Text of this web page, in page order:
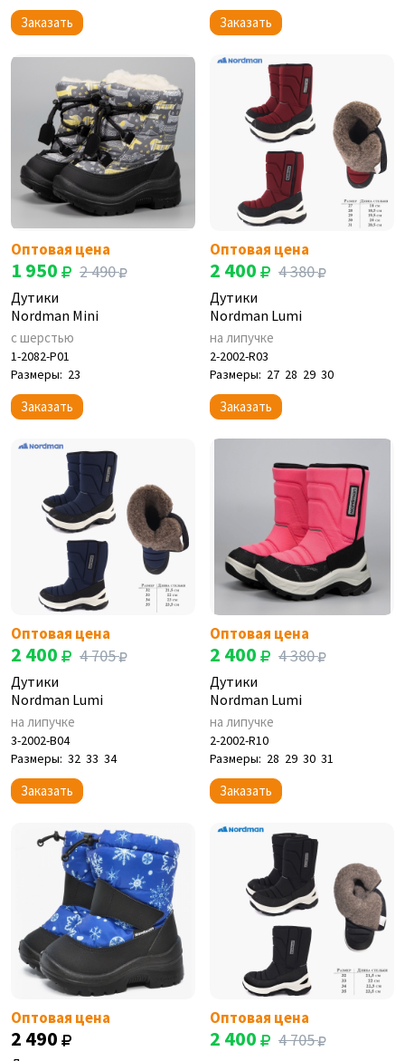
Заказать Заказать
Оптовая цена
1 950 2 490
Дутики
Nordman Mini
с шерстью
1-2082-P01
Размеры: 23
Заказать
Оптовая цена
2 400 4 380
Дутики
Nordman Lumi
на липучке
2-2002-R03
Размеры: 27 28 29 30
Заказать
Оптовая цена
2 400 4 705
Дутики
Nordman Lumi
на липучке
3-2002-B04
Размеры: 32 33 34
Заказать
Оптовая цена
2 400 4 380
Дутики
Nordman Lumi
на липучке
2-2002-R10
Размеры: 28 29 30 31
Заказать
Оптовая цена
2 490
Оптовая цена
2 400 4 705